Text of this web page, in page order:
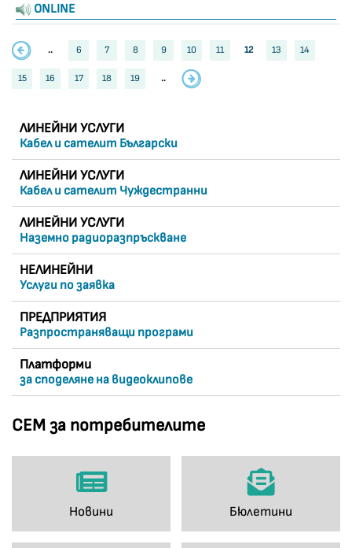
ЛИНЕЙНИ УСЛУГИ
Кабел и сателит Български
ЛИНЕЙНИ УСЛУГИ
Кабел и сателит Чуждестранни
ЛИНЕЙНИ УСЛУГИ
Наземно радиоразпръскване
НЕЛИНЕЙНИ
Услуги по заявка
ПРЕДПРИЯТИЯ
Разпространяващи програми
Платформи
за споделяне на видеоклипове
СЕМ за потребителите
Новини Бюлетини
ONLINE
.. 6 7 8 9 10 11 12 13 14
15 16 17 18 19 ..